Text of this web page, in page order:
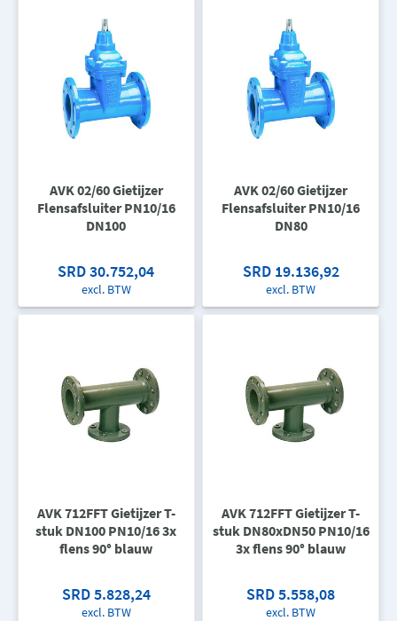
AVK 02/60 Gietijzer
Flensafsluiter PN10/16
DN100
SRD 30.752,04
excl. BTW
AVK 02/60 Gietijzer
Flensafsluiter PN10/16
DN80
SRD 19.136,92
excl. BTW
AVK 712FFT Gietijzer T-
stuk DN100 PN10/16 3x
flens 90° blauw
SRD 5.828,24
excl. BTW
AVK 712FFT Gietijzer T-
stuk DN80xDN50 PN10/16
3x flens 90° blauw
SRD 5.558,08
excl. BTW